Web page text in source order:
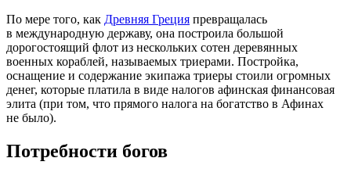
По мере того, как Древняя Греция превращалась
в международную державу, она построила большой
дорогостоящий флот из нескольких сотен деревянных
военных кораблей, называемых триерами. Постройка,
оснащение и содержание экипажа триеры стоили огромных
денег, которые платила в виде налогов афинская финансовая
элита (при том, что прямого налога на богатство в Афинах
не было).
Потребности богов